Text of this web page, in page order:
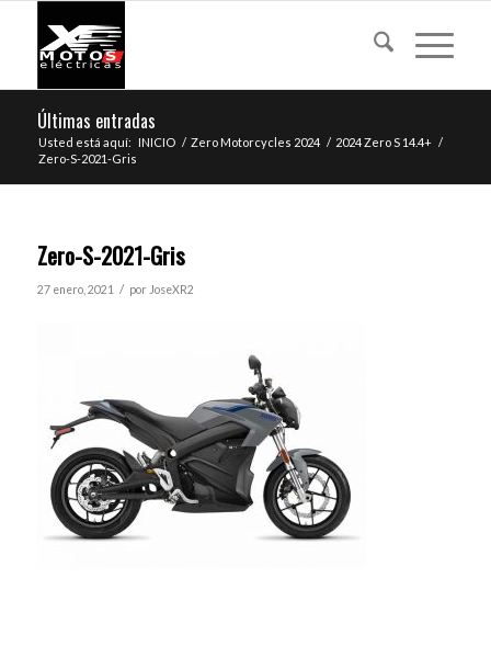
Últimas entradas
Usted está aquí: INICIO / Zero Motorcycles 2024 / 2024 Zero S 14.4+ /
Zero-S-2021-Gris
Zero-S-2021-Gris
27 enero, 2021 / por JoseXR2